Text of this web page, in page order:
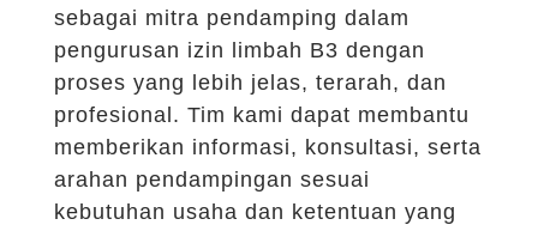
sebagai mitra pendamping dalam
pengurusan izin limbah B3 dengan
proses yang lebih jelas, terarah, dan
profesional. Tim kami dapat membantu
memberikan informasi, konsultasi, serta
arahan pendampingan sesuai
kebutuhan usaha dan ketentuan yang